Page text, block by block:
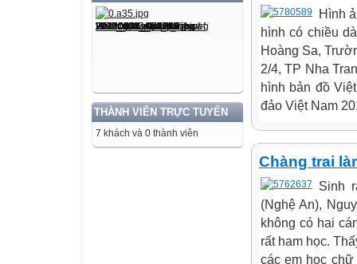
THÀNH VIÊN TRỰC TUYẾN
7 khách và 0 thành viên
Hình
hình có chiều
Hoàng Sa,
2/4, TP Nha
hình bản đồ
đảo Việt Nam
Chàng trai
Sinh
(Nghệ An),
không có hai
rất ham học.
các em học